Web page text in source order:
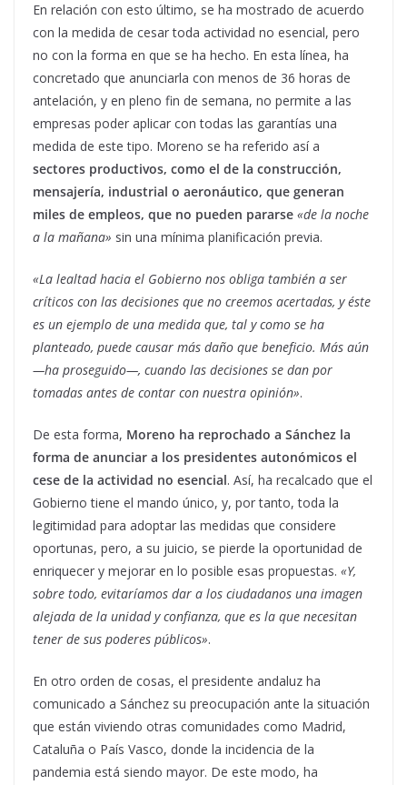
En relación con esto último, se ha mostrado de acuerdo
con la medida de cesar toda actividad no esencial, pero
no con la forma en que se ha hecho. En esta línea, ha
concretado que anunciarla con menos de 36 horas de
antelación, y en pleno fin de semana, no permite a las
empresas poder aplicar con todas las garantías una
medida de este tipo. Moreno se ha referido así a
sectores productivos, como el de la construcción,
mensajería, industrial o aeronáutico, que generan
miles de empleos, que no pueden pararse «de la noche
a la mañana» sin una mínima planificación previa.
«La lealtad hacia el Gobierno nos obliga también a ser
críticos con las decisiones que no creemos acertadas, y éste
es un ejemplo de una medida que, tal y como se ha
planteado, puede causar más daño que beneficio. Más aún
—ha proseguido—, cuando las decisiones se dan por
tomadas antes de contar con nuestra opinión».
De esta forma, Moreno ha reprochado a Sánchez la
forma de anunciar a los presidentes autonómicos el
cese de la actividad no esencial. Así, ha recalcado que el
Gobierno tiene el mando único, y, por tanto, toda la
legitimidad para adoptar las medidas que considere
oportunas, pero, a su juicio, se pierde la oportunidad de
enriquecer y mejorar en lo posible esas propuestas. «Y,
sobre todo, evitaríamos dar a los ciudadanos una imagen
alejada de la unidad y confianza, que es la que necesitan
tener de sus poderes públicos».
En otro orden de cosas, el presidente andaluz ha
comunicado a Sánchez su preocupación ante la situación
que están viviendo otras comunidades como Madrid,
Cataluña o País Vasco, donde la incidencia de la
pandemia está siendo mayor. De este modo, ha